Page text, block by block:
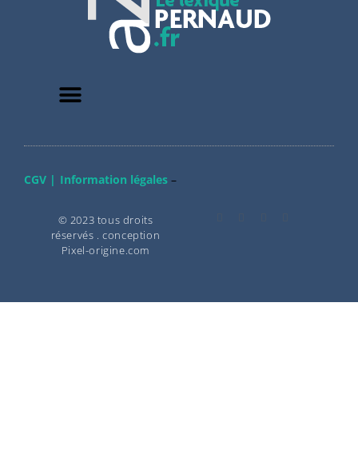
CGV | Information légales–
© 2023 tous droits
réservés . conception
Pixel-origine.com